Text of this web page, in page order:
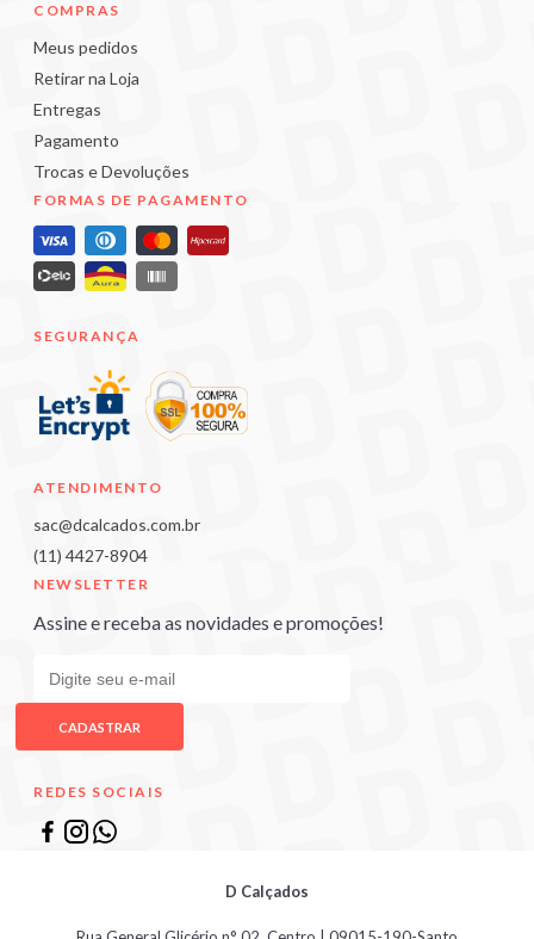
COMPRAS
Meus pedidos
Retirar na Loja
Entregas
Pagamento
Trocas e Devoluções
FORMAS DE PAGAMENTO
SEGURANÇA
ATENDIMENTO
sac@dcalcados.com.br
(11) 4427-8904
NEWSLETTER
Assine e receba as novidades e promoções!
CADASTRAR
REDES SOCIAIS
D Calçados